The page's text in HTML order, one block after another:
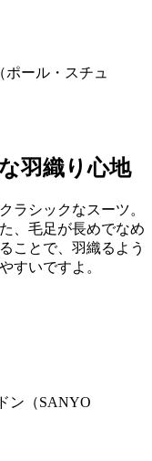
ール・スチュ
羽織り心地
ラシックなスーツ。
、毛足が長めでなめ
ことで、羽織るよう
すいですよ。
ン（SANYO